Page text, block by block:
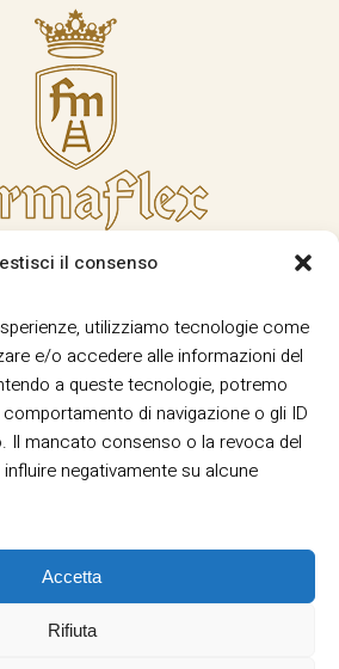
il consenso
utilizziamo tecnologie come
e/o accedere alle informazioni del
a queste tecnologie, potremo
di navigazione o gli ID
Il mancato consenso o la revoca del
negativamente su alcune
Accetta
Rifiuta
Privacy